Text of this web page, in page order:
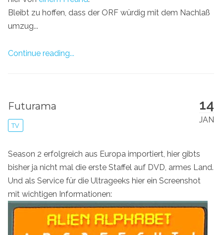
Bleibt zu hoffen, dass der ORF würdig mit dem Nachlaß
umzug...
Continue reading...
14
JAN
Futurama
TV
Season 2 erfolgreich aus Europa importiert, hier gibts
bisher ja nicht mal die erste Staffel auf DVD, armes Land.
Und als Service für die Ultrageeks hier ein Screenshot
mit wichtigen Informationen: